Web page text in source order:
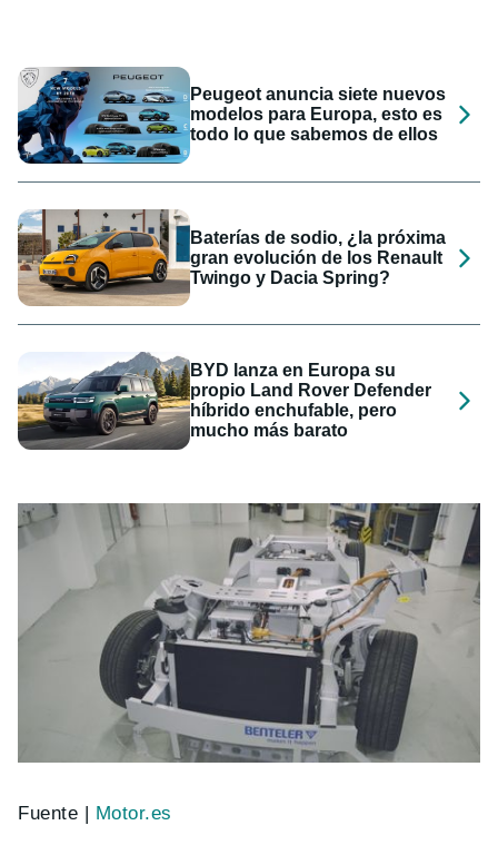
Peugeot anuncia siete nuevos
modelos para Europa, esto es
todo lo que sabemos de ellos
Baterías de sodio, ¿la próxima
gran evolución de los Renault
Twingo y Dacia Spring?
BYD lanza en Europa su
propio Land Rover Defender
híbrido enchufable, pero
mucho más barato
Fuente | Motor.es